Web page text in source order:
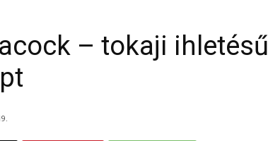
– tokaji ihletésű